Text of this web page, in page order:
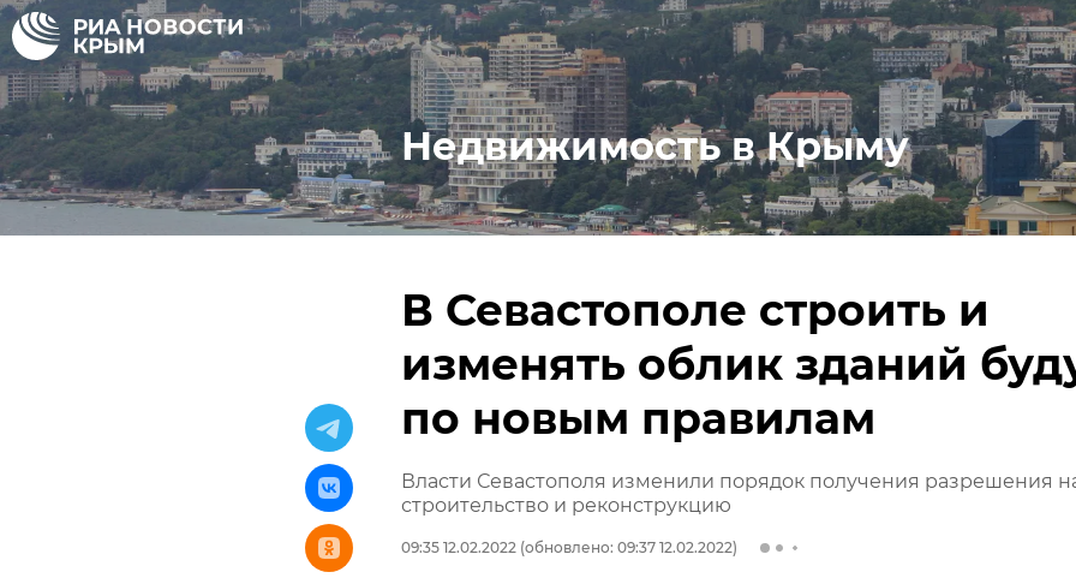
Недвижимость в Крыму
В Севастополе строить и
изменять облик зданий
по новым правилам
Власти Севастополя изменили порядок получения разрешения
строительство и реконструкцию
09:35 12.02.2022 (обновлено: 09:37 12.02.2022)